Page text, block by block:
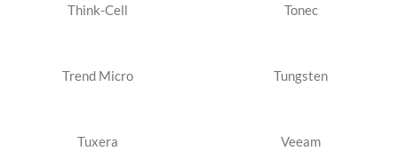
Think-Cell Tonec
Trend Micro Tungsten
Tuxera Veeam